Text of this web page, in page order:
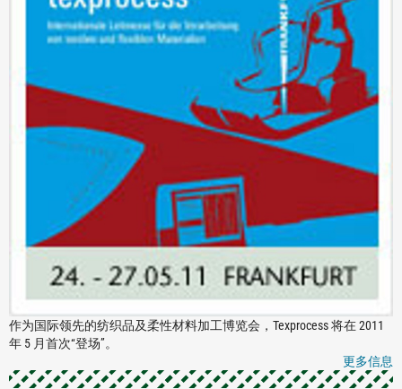
作为国际领先的纺织品及柔性材料加工博览会，Texprocess 将在 2011
年 5 月首次“登场”。
更多信息